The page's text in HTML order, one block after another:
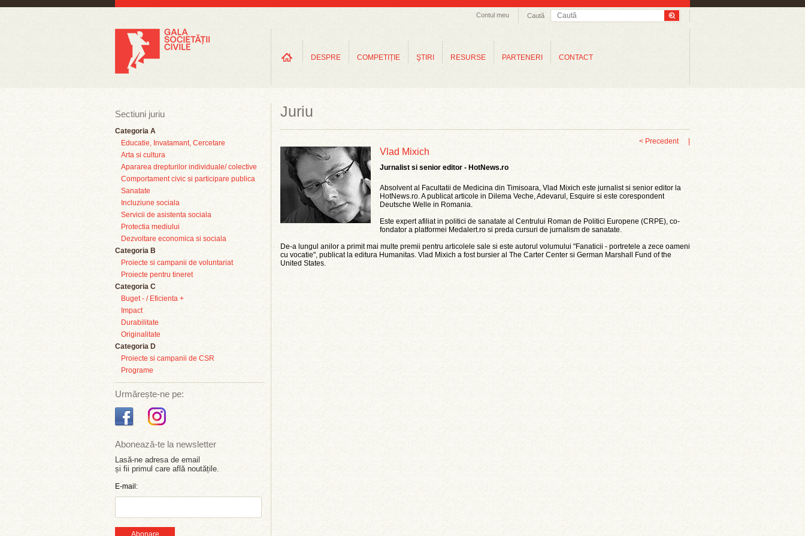
Caută
Contul meu
DESPRE COMPETIȚIE ŞTIRI RESURSE PARTENERI CONTACT
Sectiuni juriu
Categoria A
Educatie, Invatamant, Cercetare
Arta si cultura
Apararea drepturilor individuale/ colective
Comportament civic si participare publica
Sanatate
Incluziune sociala
Servicii de asistenta sociala
Protectia mediului
Dezvoltare economica si sociala
Categoria B
Proiecte si campanii de voluntariat
Proiecte pentru tineret
Categoria C
Buget - / Eficienta +
Impact
Durabilitate
Originalitate
Categoria D
Proiecte si campanii de CSR
Programe
Urmărește-ne pe:
Abonează-te la newsletter
Lasă-ne adresa de email
și fii primul care află noutățile.
E-mail:
Abonare
Juriu
< Precedent
Vlad Mixich
Jurnalist si senior editor - HotNews.ro
Absolvental Facultatii de Medicina din Timisoara, Vlad Mixich este jurnalist si senior editor la
HotNews.ro. Apublicat articole in Dilema Veche,Adevarul , Esquire si este corespondent
Deutsche Welle in Romania.
Este expertafiliatin politici de sanatate al Centrului Roman de Politici Europene (CRPE), co-
fondator a platformei Medalert.ro si preda cursuri de jurnalism de sanatate.
De-a lungul anilor a primit mai multe premii pentru articolele sale si este autorul volumului "Fanaticii - portretele a zece oameni
cu vocatie", publicatla editura Humanitas. Vlad Mixich a fost bursier al The Carter Center si German Marshall Fund of the
United States.